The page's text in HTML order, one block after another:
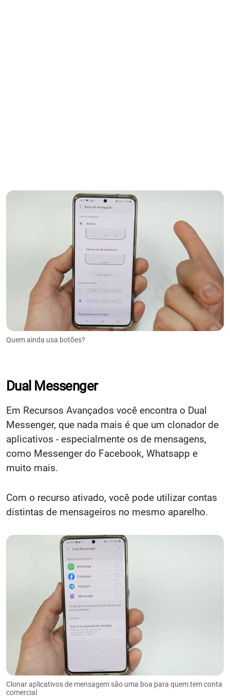
Quem ainda usa botões?
Dual Messenger
Em Recursos Avançados você encontra o Dual
Messenger, que nada mais é que um clonador de
aplicativos - especialmente os de mensagens,
como Messenger do Facebook, Whatsapp e
muito mais.
Com o recurso ativado, você pode utilizar contas
distintas de mensageiros no mesmo aparelho.
Clonar aplicativos de mensagem são uma boa para quem tem conta
comercial